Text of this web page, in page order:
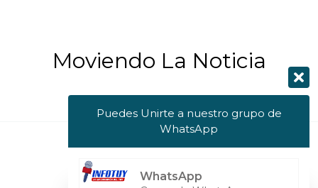
Moviendo La Noticia
Puedes Unirte a nuestro grupo de
WhatsApp
WhatsApp